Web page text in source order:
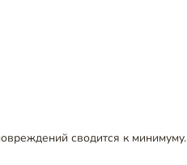
сводится к минимуму.